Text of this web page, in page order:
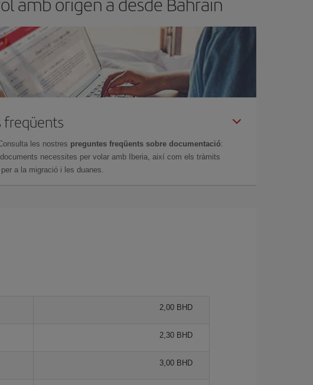
freqüents
les nostres preguntes freqüents sobre documentació:
necessites per volar amb Iberia, així com els tràmits
a la migració i les duanes.
2,00 BHD
2,30 BHD
3,00 BHD